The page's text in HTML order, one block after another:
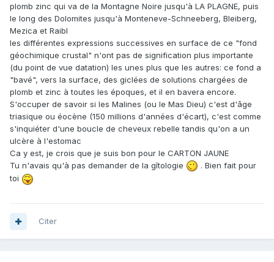
plomb zinc qui va de la Montagne Noire jusqu'à LA PLAGNE, puis
le long des Dolomites jusqu'à Monteneve-Schneeberg, Bleiberg,
Mezica et Raibl
les différentes expressions successives en surface de ce "fond
géochimique crustal" n'ont pas de signification plus importante
(du point de vue datation) les unes plus que les autres: ce fond a
"bavé", vers la surface, des giclées de solutions chargées de
plomb et zinc à toutes les époques, et il en bavera encore.
S'occuper de savoir si les Malines (ou le Mas Dieu) c'est d'âge
triasique ou éocène (150 millions d'années d'écart), c'est comme
s'inquiéter d'une boucle de cheveux rebelle tandis qu'on a un
ulcère à l'estomac
Ca y est, je crois que je suis bon pour le CARTON JAUNE
Tu n'avais qu'à pas demander de la gîtologie
. Bien fait pour
toi
Citer